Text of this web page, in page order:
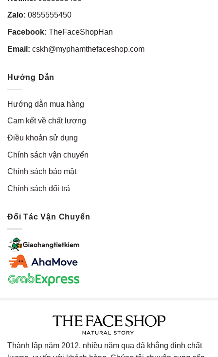
Zalo: 0855555450
Facebook: TheFaceShopHan
Email: cskh@myphamthefaceshop.com
Hướng Dẫn
Hướng dẫn mua hàng
Cam kết về chất lượng
Điều khoản sử dụng
Chính sách vận chuyển
Chính sách bảo mật
Chính sách đổi trả
Đối Tác Vận Chuyển
Thành lập năm 2012, nhiều năm qua đã khẳng định chất